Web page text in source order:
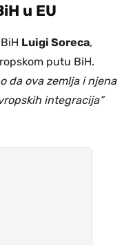
u EU
Luigi Soreca,
putu BiH.
da ova zemlja i njena
integracija”